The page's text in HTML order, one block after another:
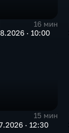
16 мин
· 10:00
15 мин
· 12:30